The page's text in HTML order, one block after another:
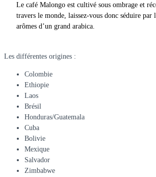
Les différentes origines :
Colombie
Ethiopie
Laos
Brésil
Honduras/Guatemala
Cuba
Bolivie
Mexique
Salvador
Zimbabwe
Le café Malongo est cultivé sous ombrage et
travers le monde, laissez-vous donc séduire par
arômes d’un grand arabica.